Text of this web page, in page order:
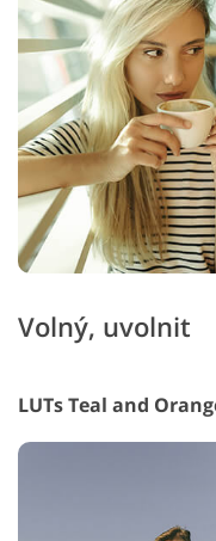
Volný, uvolnit
LUTs Teal and